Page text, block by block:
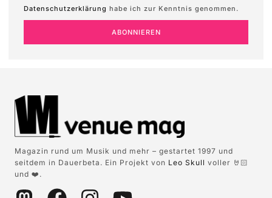
Datenschutzerklärung habe ich zur Kenntnis genommen.
ABONNIEREN
Magazin rund um Musik und mehr – gestartet 1997 und
seitdem in Dauerbeta. Ein Projekt von Leo Skull voller 🤘🏻
und ❤️.